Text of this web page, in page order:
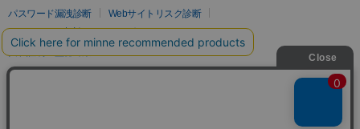
パスワード漏洩診断
Webサイトリスク診断
セキュリティ相談AIチャットボット
実在証明・盗聴対策
サイバー攻撃対策（GMOサイバーセキュリティ byイエラエ）